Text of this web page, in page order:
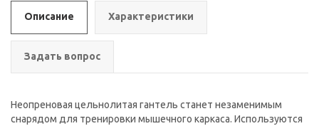
Описание Характеристики
Задать вопрос
Неопреновая цельнолитая гантель станет незаменимым
снарядом для тренировки мышечного каркаса. Используются